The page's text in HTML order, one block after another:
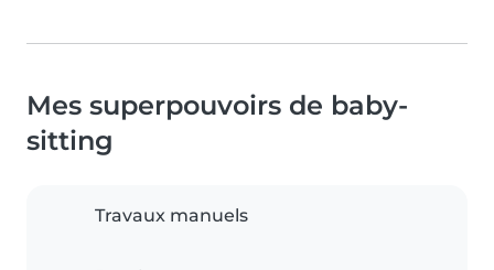
Mes superpouvoirs de baby-
sitting
Travaux manuels